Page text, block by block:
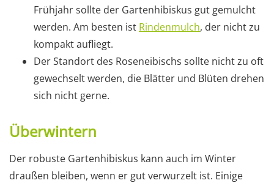
Frühjahr sollte der Gartenhibiskus gut gemulcht
werden. Am besten ist Rindenmulch, der nicht zu
kompakt aufliegt.
Der Standort des Roseneibischs sollte nicht zu oft
gewechselt werden, die Blätter und Blüten drehen
sich nicht gerne.
Überwintern
Der robuste Gartenhibiskus kann auch im Winter
draußen bleiben, wenn er gut verwurzelt ist. Einige